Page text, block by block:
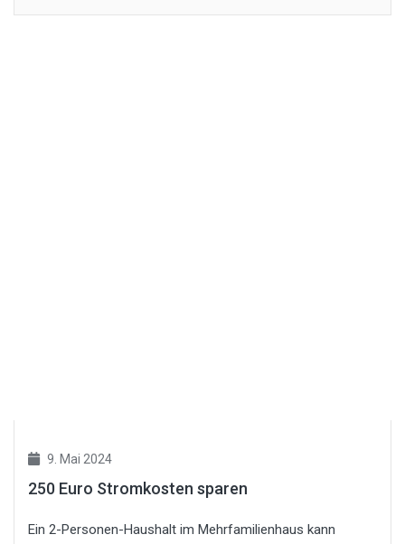
9. Mai 2024
250 Euro Stromkosten sparen
Ein 2-Personen-Haushalt im Mehrfamilienhaus kann